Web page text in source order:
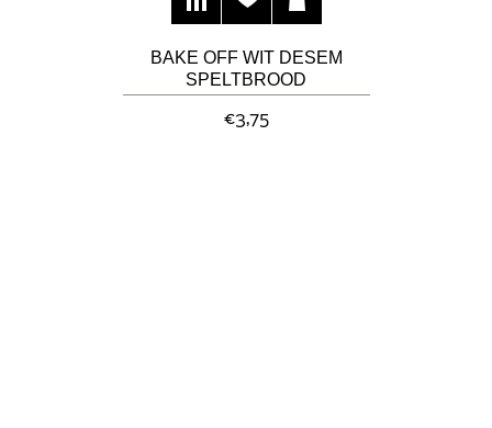
BAKE OFF WIT DESEM
SPELTBROOD
€3,75